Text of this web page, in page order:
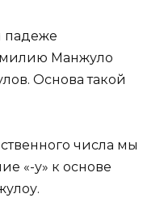
падеже
Манжуло
Основа такой
числа мы
«-у» к основе